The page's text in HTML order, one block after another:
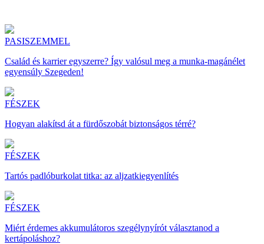
PASISZEMMEL
Család és karrier egyszerre? Így valósul meg a munka-magánélet
egyensúly Szegeden!
FÉSZEK
Hogyan alakítsd át a fürdőszobát biztonságos térré?
FÉSZEK
Tartós padlóburkolat titka: az aljzatkiegyenlítés
FÉSZEK
Miért érdemes akkumulátoros szegélynyírót választanod a
kertápoláshoz?